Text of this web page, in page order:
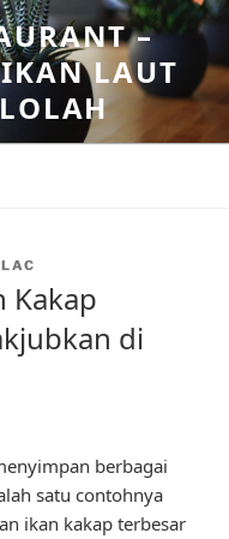
–
IKAN LAUT
Kakap
di
berbagai
satu contohnya
ikan kakap terbesar